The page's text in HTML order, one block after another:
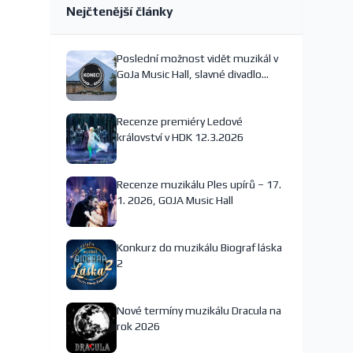
Nejčtenější články
Poslední možnost vidět muzikál v
GoJa Music Hall, slavné divadlo
Recenze premiéry Ledové
království v HDK 12.3.2026
Recenze muzikálu Ples upírů – 17.
1. 2026, GOJA Music Hall
Konkurz do muzikálu Biograf láska
2
Nové termíny muzikálu Dracula na
rok 2026